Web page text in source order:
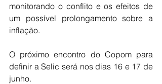
monitorando o conflito e os efeitos de
um possível prolongamento sobre a
inflação.
O próximo encontro do Copom para
definir a Selic será nos dias 16 e 17 de
junho.